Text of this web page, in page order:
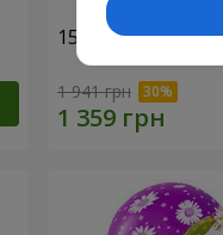
15 красных роз
1 941 грн